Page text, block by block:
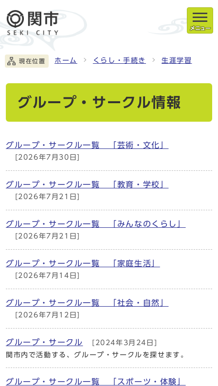
メニュー
現在位置 ホーム くらし・手続き 生涯学習
グループ・サークル情報
グループ・サークル一覧 「芸術・文化」
[2026年7月30日]
グループ・サークル一覧 「教育・学校」
[2026年7月21日]
グループ・サークル一覧 「みんなのくらし」
[2026年7月21日]
グループ・サークル一覧 「家庭生活」
[2026年7月14日]
グループ・サークル一覧 「社会・自然」
[2026年7月12日]
グループ・サークル
[2024年3月24日]
関市内で活動する、グループ・サークルを探せます。
グループ・サークル一覧 「スポーツ・体験」